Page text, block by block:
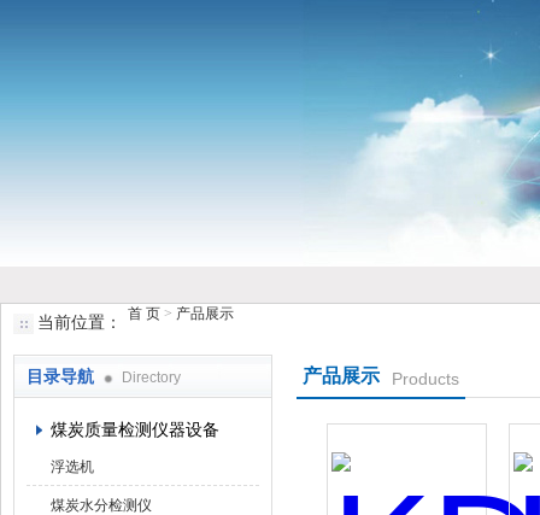
鹤壁市香蕉视频下载大全仪器仪表有限公司
当前位置： 首 页 > 产品展示
目录导航 Directory
煤炭质量检测仪器设备
浮选机
煤炭水分检测仪
产品展示 Products